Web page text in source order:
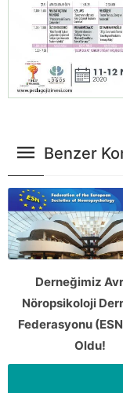
Benzer
Derneğimiz
Nöropsikoloji
Federasyonu
Oldu!